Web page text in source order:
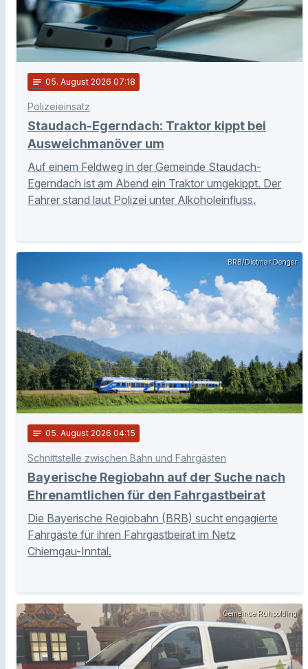
notes 05. August 2026 07:18
Polizeieinsatz
Staudach-Egerndach: Traktor kippt bei
Ausweichmanöver um
Auf einem Feldweg in der Gemeinde Staudach-
Egerndach ist am Abend ein Traktor umgekippt. Der
Fahrer stand laut Polizei unter Alkoholeinfluss.
BRB/Dietmar Denger
notes 05. August 2026 04:15
Schnittstelle zwischen Bahn und Fahrgästen
Bayerische Regiobahn auf der Suche nach
Ehrenamtlichen für den Fahrgastbeirat
Die Bayerische Regiobahn (BRB) sucht engagierte
Fahrgäste für ihren Fahrgastbeirat im Netz
Chiemgau-Inntal.
Gemeinde Ruhpolding